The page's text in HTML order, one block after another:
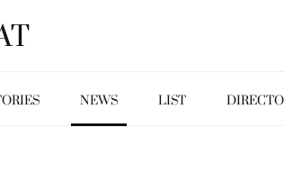
NEWS LIST